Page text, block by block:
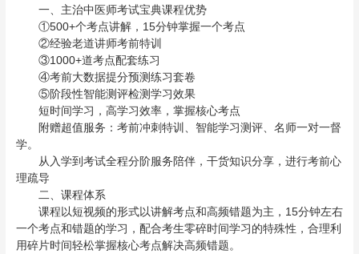
一、主治中医师考试宝典课程优势
①500+个考点讲解，15分钟掌握一个考点
②经验老道讲师考前特训
③1000+道考点配套练习
④考前大数据提分预测练习套卷
⑤阶段性智能测评检测学习效果
短时间学习，高学习效率，掌握核心考点
附赠超值服务：考前冲刺特训、智能学习测评、名师一对一督
学。
从入学到考试全程分阶服务陪伴，干货知识分享，进行考前心
理疏导
二、课程体系
课程以短视频的形式以讲解考点和高频错题为主，15分钟左右
一个考点和错题的学习，配合考生零碎时间学习的特殊性，合理利
用碎片时间轻松掌握核心考点解决高频错题。